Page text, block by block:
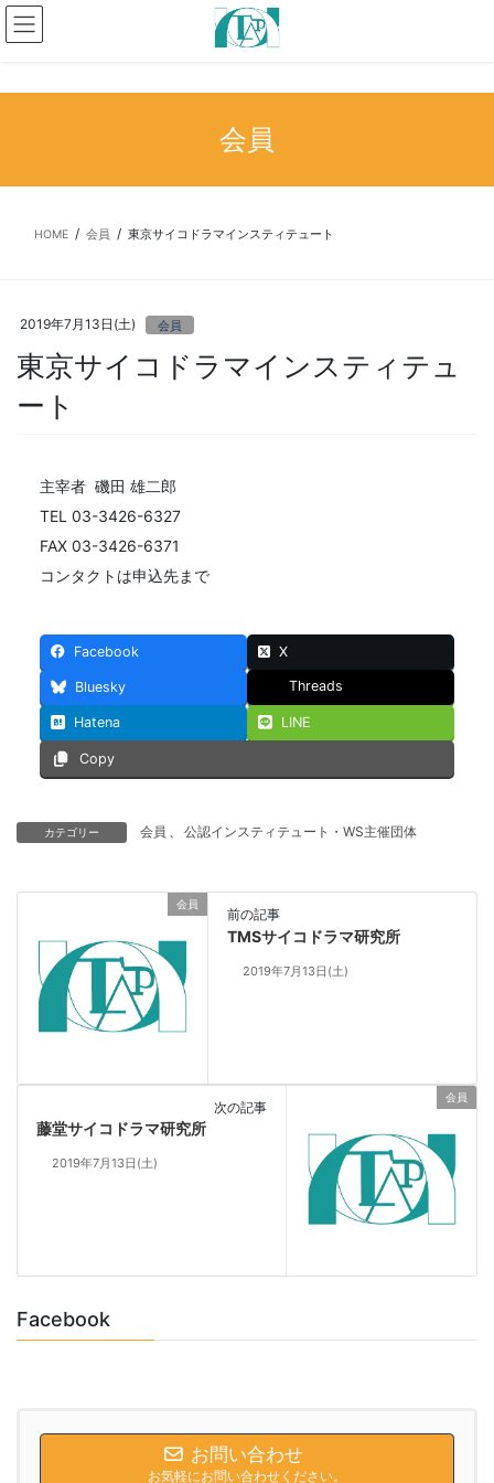
コ
ン
ナ
ビ
会員
HOME 会員 東京サイコドラマインスティテュート
2019年7月13日(土) 会員
東京サイコドラマインスティテュ
ート
主宰者 磯田 雄二郎
TEL 03-3426-6327
FAX 03-3426-6371
コンタクトは申込先まで
Facebook X
Bluesky Threads
Hatena LINE
Copy
カテゴリー 会員 、 公認インスティテュート・WS主催団体
会員
前の記事
TMSサイコドラマ研究所
2019年7月13日(土)
会員
次の記事
藤堂サイコドラマ研究所
2019年7月13日(土)
Facebook
お問い合わせ
お気軽にお問い合わせください。